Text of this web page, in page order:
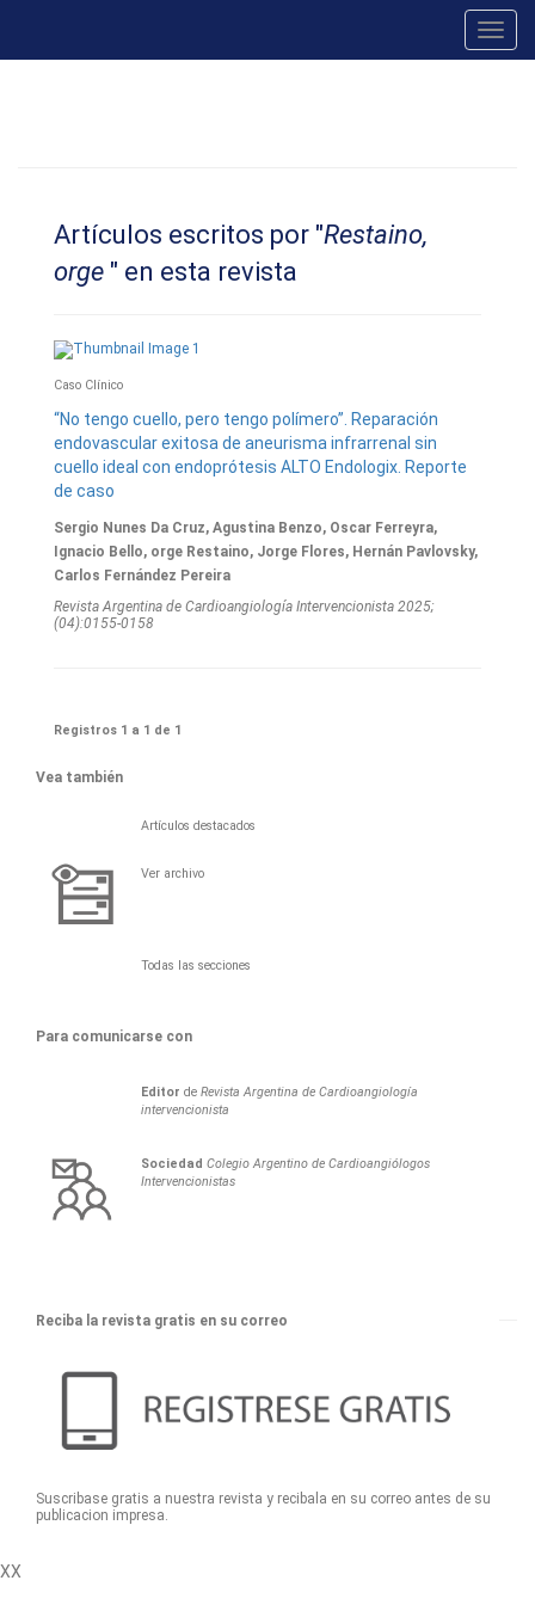
Artículos escritos por "Restaino,
orge " en esta revista
Caso Clínico
“No tengo cuello, pero tengo polímero”. Reparación
endovascular exitosa de aneurisma infrarrenal sin
cuello ideal con endoprótesis ALTO Endologix. Reporte
de caso
Sergio Nunes Da Cruz, Agustina Benzo, Oscar Ferreyra,
Ignacio Bello, orge Restaino, Jorge Flores, Hernán Pavlovsky,
Carlos Fernández Pereira
Revista Argentina de Cardioangiologí­a Intervencionista 2025;
(04):0155-0158
Registros 1 a 1 de 1
Vea también
Artículos destacados
Ver archivo
Todas las secciones
Para comunicarse con
Editor deRevista Argentina de Cardioangiología
intervencionista
Sociedad Colegio Argentino de Cardioangiólogos
Intervencionistas
Reciba la revista gratis en su correo
Suscribase gratis a nuestra revista y recibala en su correo antes de su
publicacion impresa.
XX